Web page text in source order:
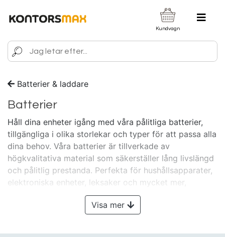
Kundvagn
Batterier & laddare
Batterier
Håll dina enheter igång med våra pålitliga batterier,
tillgängliga i olika storlekar och typer för att passa alla
dina behov. Våra batterier är tillverkade av
högkvalitativa material som säkerställer lång livslängd
och pålitlig prestanda. Perfekta för hushållsapparater,
elektroniska enheter, leksaker och mycket mer,
erbjuder våra batterier en stabil och konstant
energiförsörjning. Med våra batterier kan du vara
Visa mer